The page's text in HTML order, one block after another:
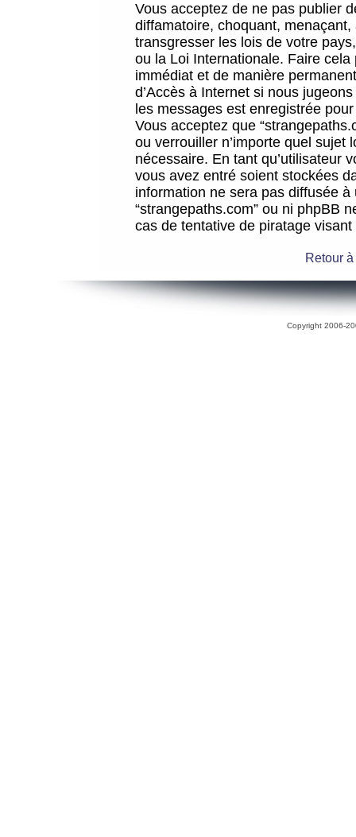
Vous acceptez de ne pas publier
diffamatoire, choquant,
transgresser les lois de votre
ou la Loi Internationale. Faire
immédiat et de manière
d’Accès à Internet si nous
les messages est enregistrée
Vous acceptez que
ou verrouiller n’importe quel sujet
nécessaire. En tant qu’utilisateur
vous avez entré soient stockées
information ne sera pas diffusée
“strangepaths.com” ou ni phpBB
cas de tentative de piratage
Retour
Copyright 2006-